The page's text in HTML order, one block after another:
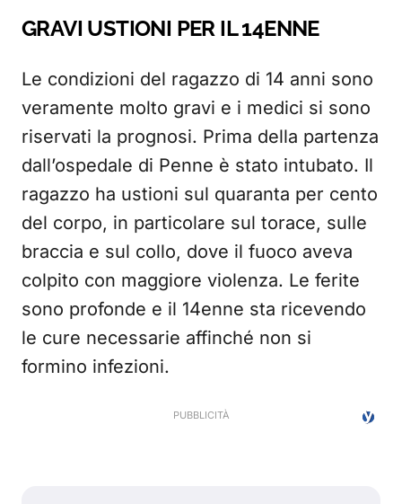
GRAVI USTIONI PER IL 14ENNE
Le condizioni del ragazzo di 14 anni sono
veramente molto gravi e i medici si sono
riservati la prognosi. Prima della partenza
dall’ospedale di Penne è stato intubato. Il
ragazzo ha ustioni sul quaranta per cento
del corpo, in particolare sul torace, sulle
braccia e sul collo, dove il fuoco aveva
colpito con maggiore violenza. Le ferite
sono profonde e il 14enne sta ricevendo
le cure necessarie affinché non si
formino infezioni.